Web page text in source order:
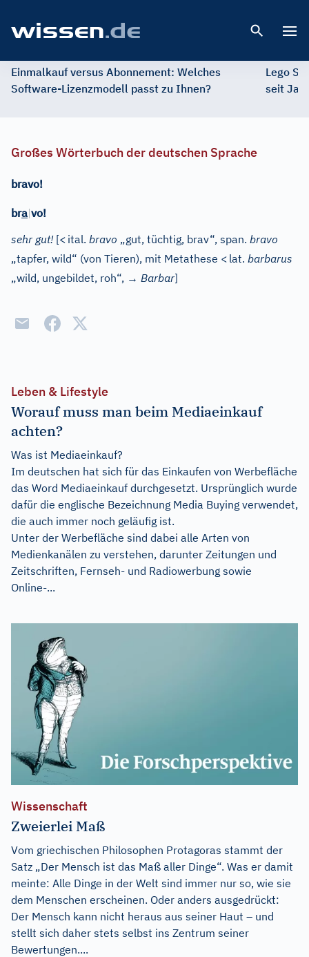
Einmalkauf versus Abonnement: Welches
Software-Lizenzmodell passt zu Ihnen?
Lego
seit
Großes Wörterbuch der deutschen Sprache
bravo!
bra|vo!
sehr gut![< ital. bravo „gut, tüchtig, brav“, span. bravo
„tapfer, wild“ (von Tieren), mit Metathese < lat. barbarus
„wild, ungebildet, roh“, → Barbar]
Leben & Lifestyle
Worauf muss man beim Mediaeinkauf
achten?
Was ist Mediaeinkauf?
Im deutschen hat sich für das Einkaufen von Werbefläche
das Word Mediaeinkauf durchgesetzt. Ursprünglich wurde
dafür die englische Bezeichnung Media Buying verwendet,
die auch immer noch geläufig ist.
Unter der Werbefläche sind dabei alle Arten von
Medienkanälen zu verstehen, darunter Zeitungen und
Zeitschriften, Fernseh- und Radiowerbung sowie
Online-...
Wissenschaft
Zweierlei Maß
Vom griechischen Philosophen Protagoras stammt der
Satz „Der Mensch ist das Maß aller Dinge“. Was er damit
meinte: Alle Dinge in der Welt sind immer nur so, wie sie
dem Menschen erscheinen. Oder anders ausgedrückt:
Der Mensch kann nicht heraus aus seiner Haut – und
stellt sich daher stets selbst ins Zentrum seiner
Bewertungen....